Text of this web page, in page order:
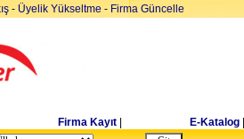
- Üyelik Yükseltme - Firma Güncelle
Firma Kayıt E-Katalog